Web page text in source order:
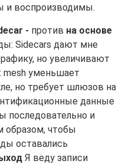
и воспроизводимы.
- против на основе
Sidecars дают мне
но увеличивают
mesh уменьшает
но требует шлюзов на
данные
последовательно и
образом, чтобы
оставались
Я веду записи